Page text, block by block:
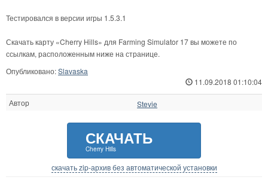
Тестировался в версии игры 1.5.3.1
Скачать карту «Cherry Hills» для Farming Simulator 17 вы можете по
ссылкам, расположенным ниже на странице.
Опубликовано:Slavaska
11.09.2018 01:10:04
Автор Stevie
СКАЧАТЬ
Cherry Hills
скачать zip-архив без автоматической установки